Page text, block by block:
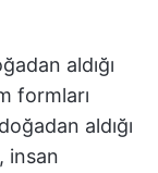
aldığı
formları
aldığı
insan